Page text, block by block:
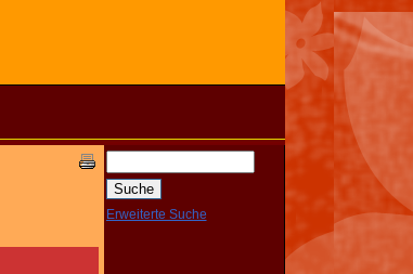
Erweiterte Suche